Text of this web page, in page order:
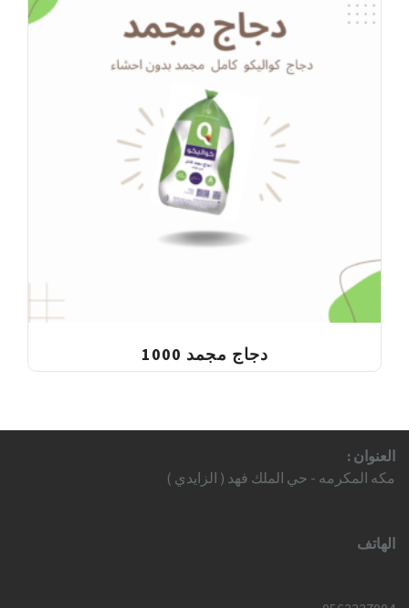
دجاج مجمد 1000
العنوان :
مكه المكرمه - حي الملك فهد ( الزايدي )
الهاتف